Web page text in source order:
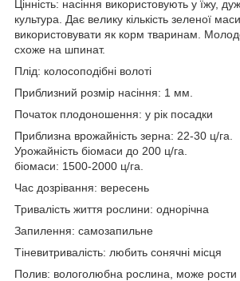
Цінність: насіння використовують у їжу,
культура. Дає велику кількість зеленої
використовувати як корм тваринам.
схоже на шпинат.
Плід: колосоподібні волоті
Приблизний розмір насіння: 1 мм.
Початок плодоношення: у рік посадки
Приблизна врожайність зерна: 22-30 ц/га.
Урожайність біомаси до 200 ц/га.
біомаси: 1500-2000 ц/га.
Час дозрівання: вересень
Тривалість життя рослини: однорічна
Запилення: самозапильне
Тіневитривалість: любить сонячні місця
Полив: вологолюбна рослина, може рости